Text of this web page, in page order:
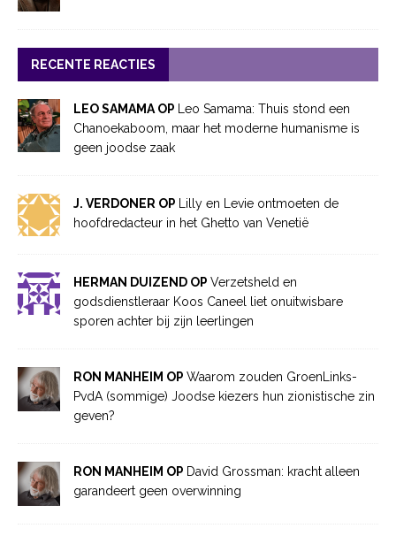
RECENTE REACTIES
LEO SAMAMA OP
Leo Samama: Thuis stond een
Chanoekaboom, maar het moderne humanisme is
geen joodse zaak
J. VERDONER OP
Lilly en Levie ontmoeten de
hoofdredacteur in het Ghetto van Venetië
HERMAN DUIZEND OP Verzetsheld en
godsdienstleraar Koos Caneel liet onuitwisbare
sporen achter bij zijn leerlingen
RON MANHEIM OP Waarom zouden GroenLinks-
PvdA (sommige) Joodse kiezers hun zionistische zin
geven?
RON MANHEIM OP David Grossman: kracht alleen
garandeert geen overwinning